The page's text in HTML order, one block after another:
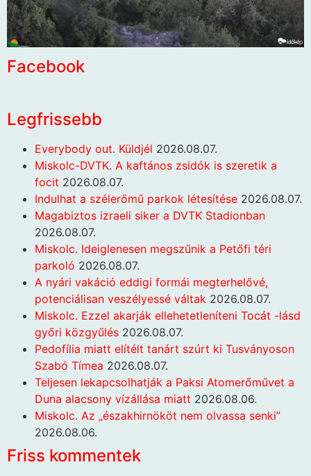
Facebook
Legfrissebb
Everybody out. Küldjél 2026.08.07.
Miskolc-DVTK. A kaftános zsidók is szeretik a
focit 2026.08.07.
Indulhat a szélerőmű parkok létesítése 2026.08.07.
Magabiztos izraeli siker a DVTK Stadionban
2026.08.07.
Miskolc. Ideiglenesen megszűnik a Petőfi téri
parkoló 2026.08.07.
A nyári vakáció eddigi formái megterhelővé,
potenciálisan veszélyessé váltak 2026.08.07.
Miskolc. Ezzel akarják ellehetetleníteni Tocát -lásd
győri közgyűlés 2026.08.07.
Pedofília miatt elítélt tanárt szúrt ki Tusványoson
Szabó Tímea 2026.08.07.
Teljesen lekapcsolhatják a Paksi Atomerőművet a
Duna alacsony vízállása miatt 2026.08.06.
Miskolc. Az „északhirnököt nem olvassa senki”
2026.08.06.
Friss kommentek